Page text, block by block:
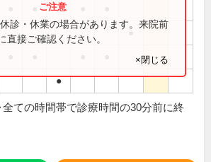
●
●
診・休業の場合があります。来院前
直接ご確認ください。
×閉じる
ての時間帯で診療時間の30分前に終